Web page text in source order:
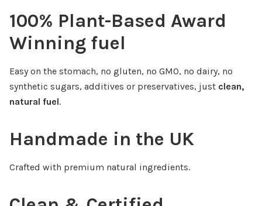
100% Plant-Based Award
Winning fuel
Easy on the stomach, no gluten, no GMO, no dairy, no
synthetic sugars, additives or preservatives, just clean,
natural fuel.
Handmade in the UK
Crafted with premium natural ingredients.